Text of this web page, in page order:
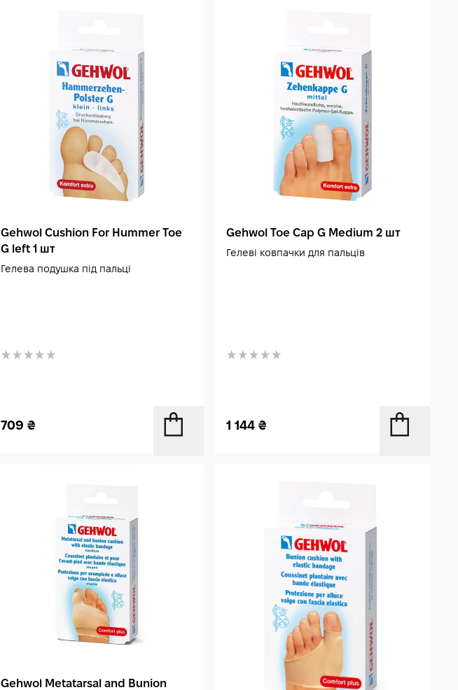
Gehwol Cushion For Hummer Toe
G left 1 шт
Гелева подушка під пальці
709 ₴
Gehwol Toe Cap G Medium 2 шт
Гелеві ковпачки для пальців
1 144₴
Gehwol Metatarsal and Bunion